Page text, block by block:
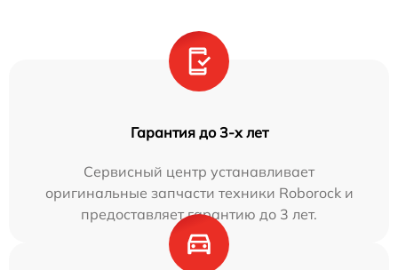
Гарантия до 3-х лет
Сервисный центр устанавливает
оригинальные запчасти техники Roborock и
предоставляет гарантию до 3 лет.